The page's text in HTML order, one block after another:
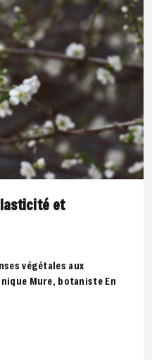
et
végétales aux
Mure, botaniste En